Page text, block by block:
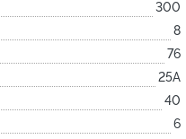
300
8
76
25А
40
6